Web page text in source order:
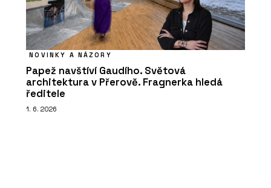
NOVINKY A NÁZORY
Papež navštíví Gaudího. Světová
architektura v Přerově. Fragnerka hledá
ředitele
1. 6. 2026